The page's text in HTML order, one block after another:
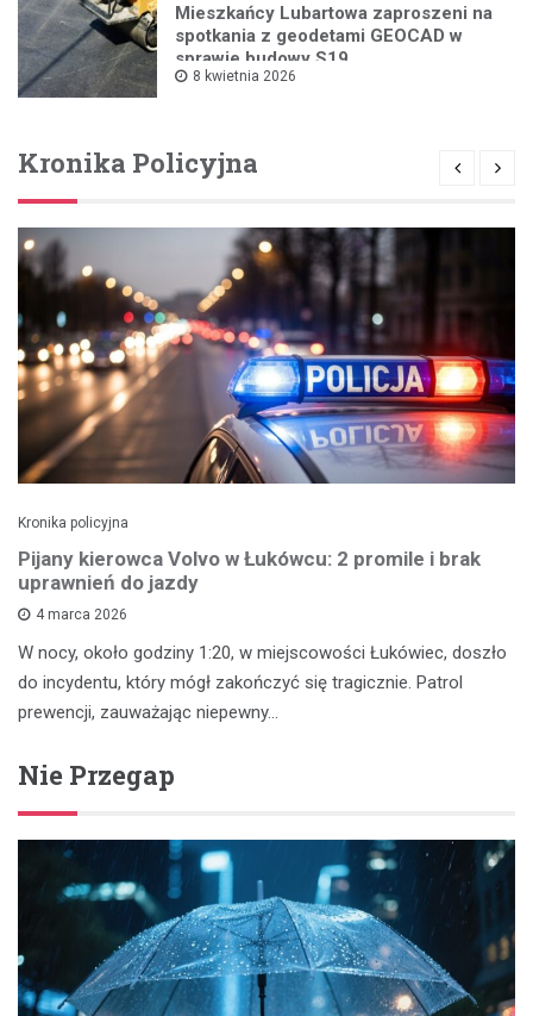
Mieszkańcy Lubartowa zaproszeni na
spotkania z geodetami GEOCAD w
sprawie budowy S19
8 kwietnia 2026
Kronika Policyjna
Kronika policyjna
Pijany kierowca Volvo w Łukówcu: 2 promile i brak
uprawnień do jazdy
4 marca 2026
W nocy, około godziny 1:20, w miejscowości Łukówiec, doszło
do incydentu, który mógł zakończyć się tragicznie. Patrol
prewencji, zauważając niepewny…
Nie Przegap